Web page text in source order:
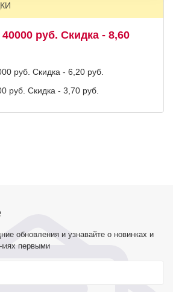
руб. Скидка - 8,60
руб. Скидка - 6,20 руб.
руб. Скидка - 3,70 руб.
обновления и узнавайте о новинках и
первыми